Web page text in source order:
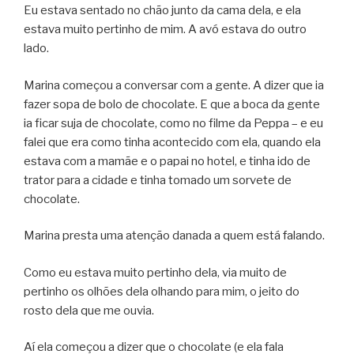
Eu estava sentado no chão junto da cama dela, e ela
estava muito pertinho de mim. A avó estava do outro
lado.
Marina começou a conversar com a gente. A dizer que ia
fazer sopa de bolo de chocolate. E que a boca da gente
ia ficar suja de chocolate, como no filme da Peppa – e eu
falei que era como tinha acontecido com ela, quando ela
estava com a mamãe e o papai no hotel, e tinha ido de
trator para a cidade e tinha tomado um sorvete de
chocolate.
Marina presta uma atenção danada a quem está falando.
Como eu estava muito pertinho dela, via muito de
pertinho os olhões dela olhando para mim, o jeito do
rosto dela que me ouvia.
Aí ela começou a dizer que o chocolate (e ela fala